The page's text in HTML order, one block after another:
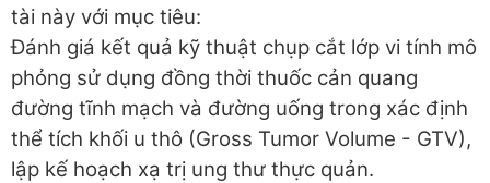
tài này với mục tiêu:
Đánh giá kết quả kỹ thuật chụp cắt lớp vi tính mô
phỏng sử dụng đồng thời thuốc cản quang
đường tĩnh mạch và đường uống trong xác định
thể tích khối u thô (Gross Tumor Volume - GTV),
lập kế hoạch xạ trị ung thư thực quản.